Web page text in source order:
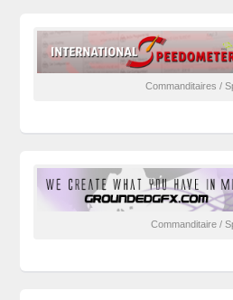
Commanditaires /
Commanditaire /